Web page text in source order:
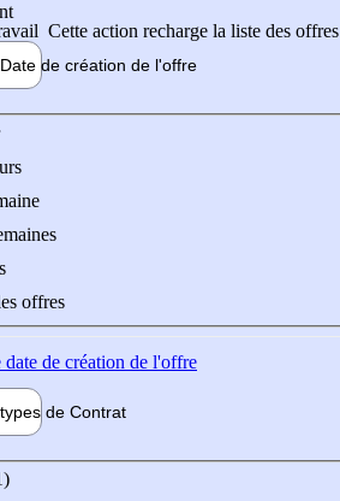
Cette action recharge la liste des offres
Date de création de l'offre
l'offre
offres
de création de l'offre
de Contrat